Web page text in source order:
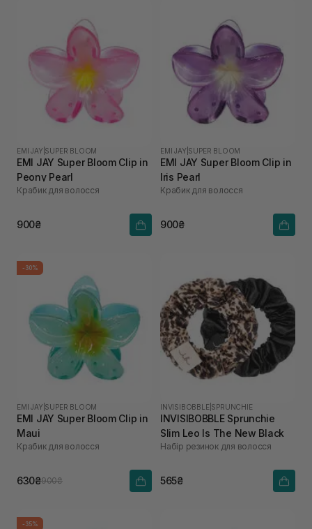
EMI JAY SUPER BLOOM
EMI JAY Super Bloom Clip in
Peony Pearl
Крабик для волосся
900₴
EMI JAY SUPER BLOOM
EMI JAY Super Bloom Clip in
Iris Pearl
Крабик для волосся
900₴
-30%
EMI JAY SUPER BLOOM
EMI JAY Super Bloom Clip in
Maui
Крабик для волосся
630₴900₴
INVISIBOBBLE SPRUNCHIE
INVISIBOBBLE Sprunchie
Slim Leo Is The New Black
Набір резинок для волосся
565₴
-35%